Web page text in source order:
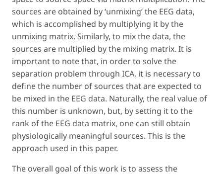
sources are obtained by ‘unmixing’ the EEG data,
which is accomplished by multiplying it by the
unmixing matrix. Similarly, to mix the data, the
sources are multiplied by the mixing matrix. It is
important to note that, in order to solve the
separation problem through ICA, it is necessary to
define the number of sources that are expected to
be mixed in the EEG data. Naturally, the real value of
this number is unknown, but, by setting it to the
rank of the EEG data matrix, one can still obtain
physiologically meaningful sources. This is the
approach used in this paper.
The overall goal of this work is to assess the